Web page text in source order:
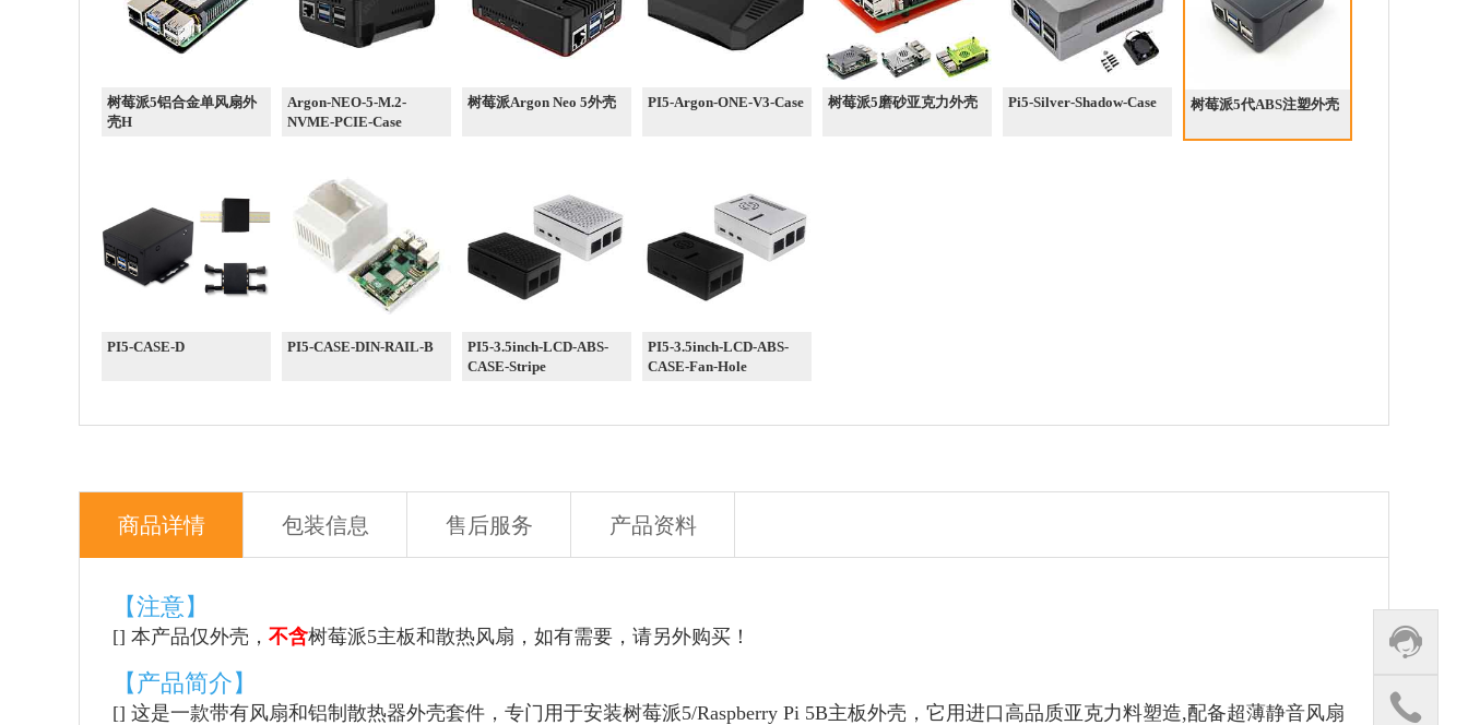
树莓派5铝合金单风扇外
壳H
Argon-NEO-5-M.2-
NVME-PCIE-Case
树莓派Argon Neo 5外壳 PI5-Argon-ONE-V3-Case 树莓派5磨砂亚克力外壳 Pi5-Silver-Shadow-Case 树莓派5代ABS注塑外壳
PI5-CASE-D PI5-CASE-DIN-RAIL-B
PI5-3.5inch-LCD-ABS-
CASE-Stripe
PI5-3.5inch-LCD-ABS-
CASE-Fan-Hole
商品详情 包装信息 售后服务 产品资料
【注意】
[] 本产品仅外壳， 不含树莓派5主板和散热风扇，如有需要，请另外购买！
【产品简介】
[] 这是一款带有风扇和铝制散热器外壳套件，专门用于安装树莓派5/Raspberry Pi 5B主板外壳，它用进口高品质亚克力料塑造,配备超薄静音风扇